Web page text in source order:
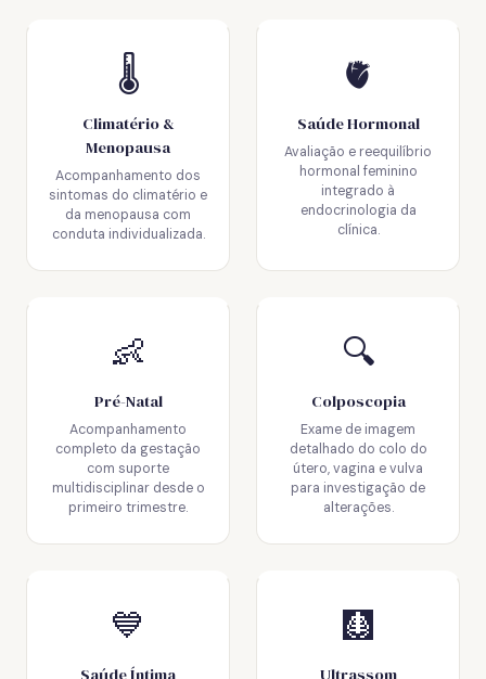
🌡️
Climatério &
Menopausa
Acompanhamento dos
sintomas do climatério e
da menopausa com
conduta individualizada.
🫀
Saúde Hormonal
Avaliação e reequilíbrio
hormonal feminino
integrado à
endocrinologia da
clínica.
👶
Pré-Natal
Acompanhamento
completo da gestação
com suporte
multidisciplinar desde o
primeiro trimestre.
🔍
Colposcopia
Exame de imagem
detalhado do colo do
útero, vagina e vulva
para investigação de
alterações.
💙
Saúde Íntima
🩻
Ultrassom